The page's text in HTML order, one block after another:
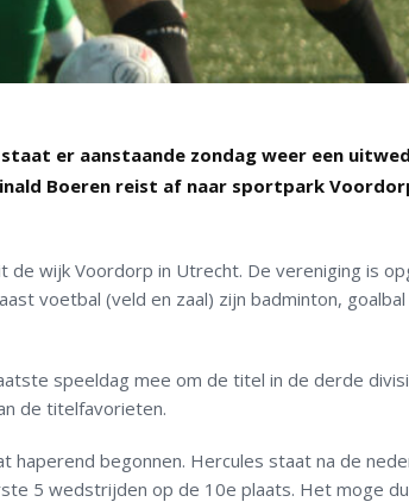
er aanstaande zondag weer een
Boeren reist af naar sportpark
wijk Voordorp in Utrecht. De vereniging is
voetbal (veld en zaal) zijn badminton,
speeldag mee om de titel in de derde
de titelfavorieten.
haperend begonnen. Hercules staat na de
5 wedstrijden op de 10e plaats. Het moge